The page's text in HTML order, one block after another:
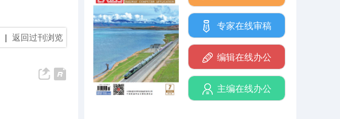
| 返回过刊浏览
专家在线审稿
编辑在线办公
主编在线办公